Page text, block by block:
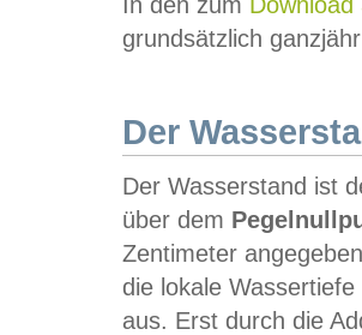
grundsätzlich
Der
Der Wasserstand ist
über dem
Zentimeter
die lokale
aus. Erst durch die